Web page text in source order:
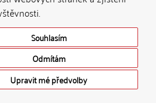
Souhlasím
Odmítám
Upravit mé předvolby
© 2002-